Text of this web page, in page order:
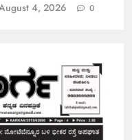
4, 2026 0